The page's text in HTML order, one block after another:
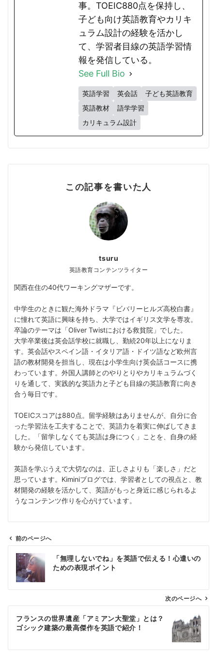
事。TOEIC880点を保持し、
子ども向け英語教育やカリキ
ュラム設計の経験を活かし
て、学習者目線の英語学習情
報を発信している。
See Full Bio
英語学習 英会話
子ども英語教育
英語教材
語学学習
カリキュラム設計
この記事を書いた人
tsuru
英語教育コンテンツライター
関西在住の40代ワーキングマザーです。
中学生のときに観た海外ドラマ『ビバリーヒルズ高校白書』
に憧れて英語に興味を持ち、大学ではイギリス文学を専攻。
卒論のテーマは「Oliver Twistにおける救貧院」でした。
大学卒業後は英会話学校に就職し、勤続20年以上になりま
す。英会話やスペイン語・イタリア語・ドイツ語など欧州言
語の教材開発を担当し、現在は小学生向け英会話コースに携
わっています。外国人講師とのやりとりやカリキュラムづく
りを通して、実践的な英語力と子ども目線の英語教育に向き
合う毎日です。
TOEICスコアは880点。留学経験はありませんが、自分に合
った学習法を工夫することで、英語力を着実に伸ばしてきま
した。「留学しなくても英語は身につく」ことを、自身の経
験から発信しています。
英語を学ぶうえで大切なのは、正しさよりも「楽しさ」だと
思っています。Kiminiブログでは、学習者としての視点と、教
材開発の経験を活かして、英語がもっと身近に感じられるよ
うなコンテンツ作りを心がけています。
ビ
ン
前のページへ
「無理しないでね」を英語で伝える！心遣いの
ための表現ポイント
次のページへ
フランスの世界遺産「アミアン大聖堂」とは？
ゴシック建築の最高傑作を英語で紹介！